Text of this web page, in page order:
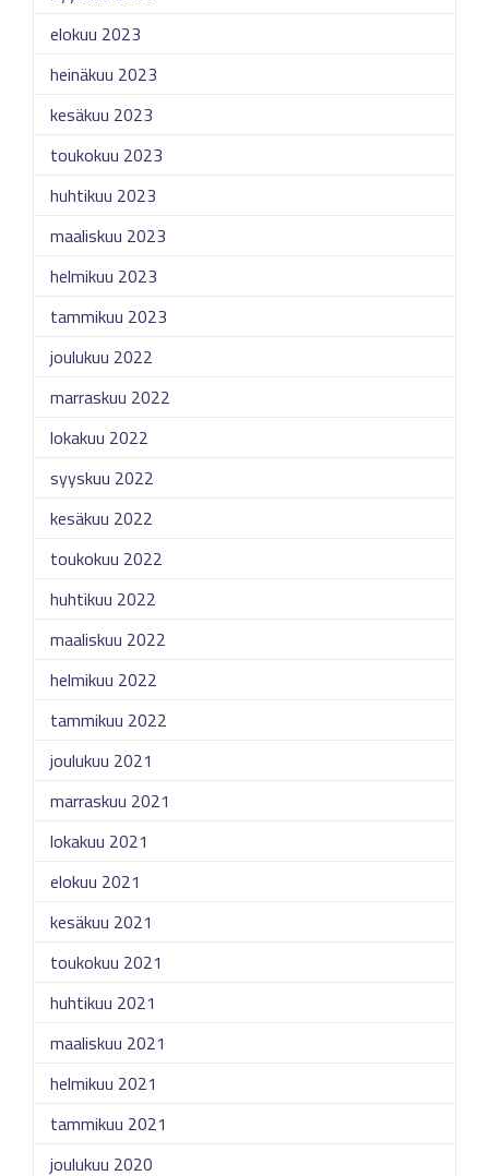
elokuu 2023
heinäkuu 2023
kesäkuu 2023
toukokuu 2023
huhtikuu 2023
maaliskuu 2023
helmikuu 2023
tammikuu 2023
joulukuu 2022
marraskuu 2022
lokakuu 2022
syyskuu 2022
kesäkuu 2022
toukokuu 2022
huhtikuu 2022
maaliskuu 2022
helmikuu 2022
tammikuu 2022
joulukuu 2021
marraskuu 2021
lokakuu 2021
elokuu 2021
kesäkuu 2021
toukokuu 2021
huhtikuu 2021
maaliskuu 2021
helmikuu 2021
tammikuu 2021
joulukuu 2020